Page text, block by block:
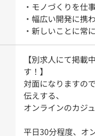
・モノづくりを仕
・幅広い開発に携
・新しいことに常
【別求人にて掲載
す！】
対面になりますの
伝えする、
オンラインのカジ
平日30分程度、オ